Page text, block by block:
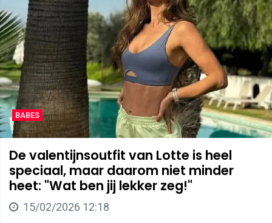
BABES
De valentijnsoutfit van Lotte is heel
speciaal, maar daarom niet minder
heet: "Wat ben jij lekker zeg!"
15/02/2026 12:18